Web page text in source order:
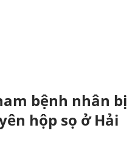
bệnh nhân bị
hộp sọ ở Hải